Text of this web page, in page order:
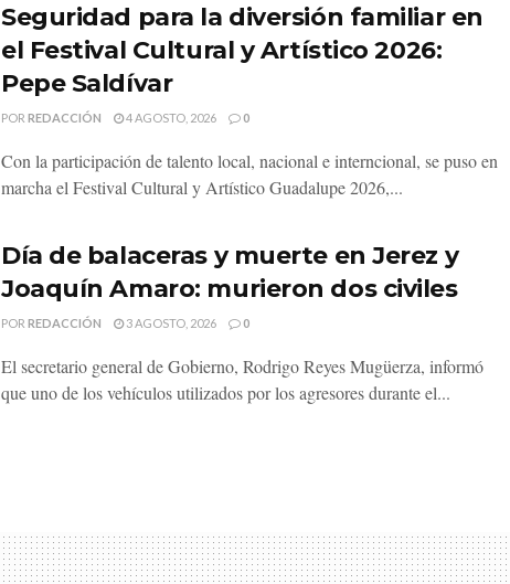
Seguridad para la diversión familiar en
el Festival Cultural y Artístico 2026:
Pepe Saldívar
POR REDACCIÓN 4 AGOSTO, 2026 0
Con la participación de talento local, nacional e interncional, se puso en
marcha el Festival Cultural y Artístico Guadalupe 2026,...
Día de balaceras y muerte en Jerez y
Joaquín Amaro: murieron dos civiles
POR REDACCIÓN 3 AGOSTO, 2026 0
El secretario general de Gobierno, Rodrigo Reyes Mugüerza, informó
que uno de los vehículos utilizados por los agresores durante el...